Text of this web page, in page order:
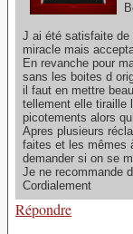
J ai été satisfaite de
miracle mais
En revanche pour
sans les boites d
il faut en mettre
tellement elle tiraille
picotements alors
Apres plusieurs
faites et les mêmes
demander si on se
Je ne recommande
Cordialement
Répondre